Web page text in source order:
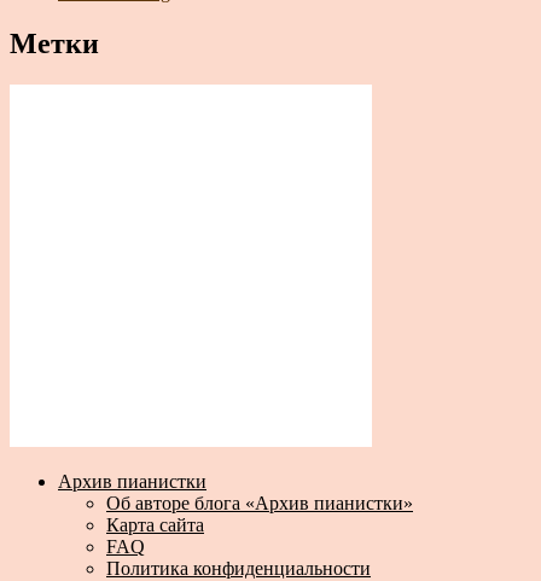
Метки
Архив пианистки
Об авторе блога «Архив пианистки»
Карта сайта
FAQ
Политика конфиденциальности